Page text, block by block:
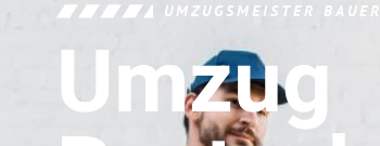
UMZUGSMEISTER BAUER
Umzug